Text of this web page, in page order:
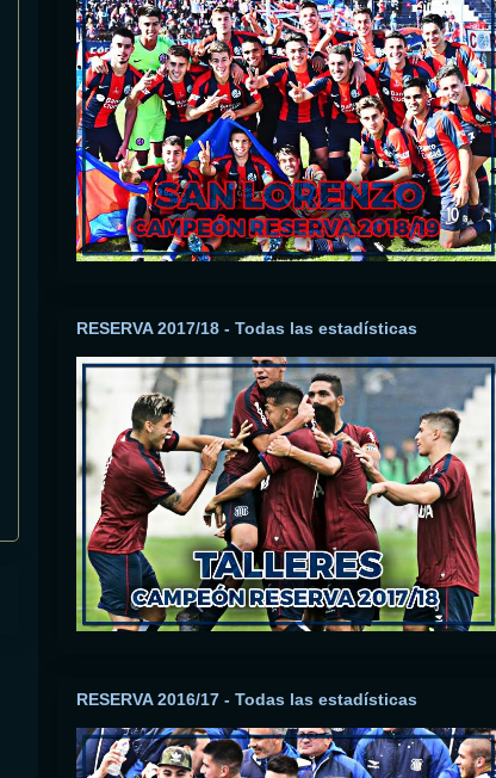
RESERVA 2017/18 - Todas las estadísticas
RESERVA 2016/17 - Todas las estadísticas